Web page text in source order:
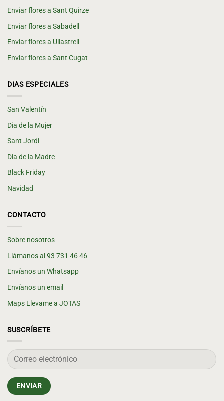
Enviar flores a Sant Quirze
Enviar flores a Sabadell
Enviar flores a Ullastrell
Enviar flores a Sant Cugat
DIAS ESPECIALES
San Valentín
Dia de la Mujer
Sant Jordi
Dia de la Madre
Black Friday
Navidad
CONTACTO
Sobre nosotros
Llámanos al 93 731 46 46
Envíanos un Whatsapp
Envíanos un email
Maps Llevame a JOTAS
SUSCRÍBETE